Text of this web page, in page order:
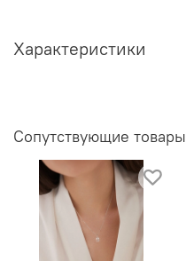
Характеристики
Сопутствующие товары